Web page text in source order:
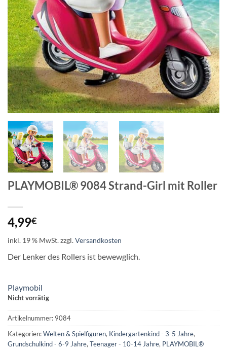
PLAYMOBIL® 9084 Strand-Girl mit Roller
4,99€
inkl. 19 % MwSt.zzgl.Versandkosten
Der Lenker des Rollers ist bewewglich.
Playmobil
Nicht vorrätig
Artikelnummer: 9084
Kategorien:Welten & Spielfiguren, Kindergartenkind - 3-5 Jahre,
Grundschulkind - 6-9 Jahre,Teenager - 10-14 Jahre, PLAYMOBIL®